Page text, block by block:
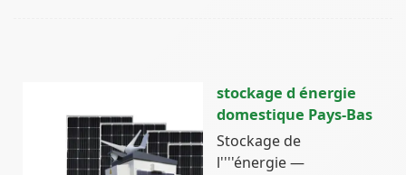
stockage d énergie
domestique Pays-Bas
Stockage de
l''''énergie —